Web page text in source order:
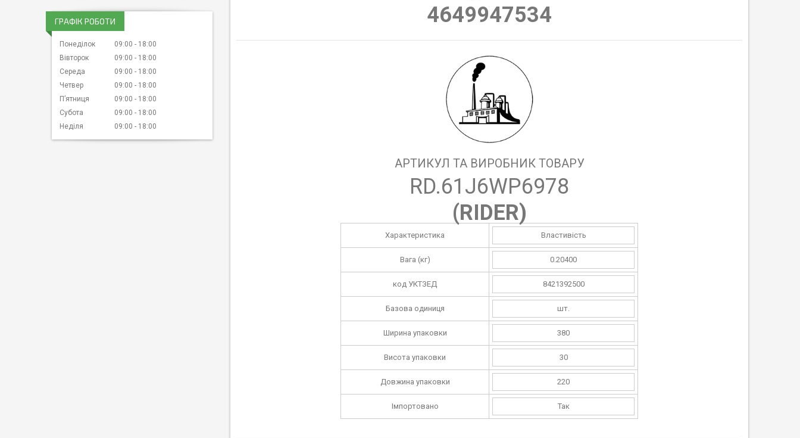
4649947534
АРТИКУЛ ТА ВИРОБНИК ТОВАРУ
RD.61J6WP6978
(RIDER)
Характеристика Властивість
Вага (кг) 0.20400
код УКТЗЕД 8421392500
Базова одиниця шт.
Ширина упаковки 380
Висота упаковки 30
Довжина упаковки 220
Імпортовано Так
ГРАФІК РОБОТИ
Понеділок 09:00
18:00
Вівторок
09:00
18:00
Середа
09:00
18:00
Четвер
09:00
18:00
Пʼятниця
09:00
18:00
Субота
09:00
18:00
Неділя
09:00 18:00